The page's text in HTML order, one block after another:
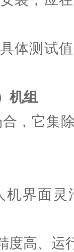
体测试
机组
，它集
机界面
度高、运